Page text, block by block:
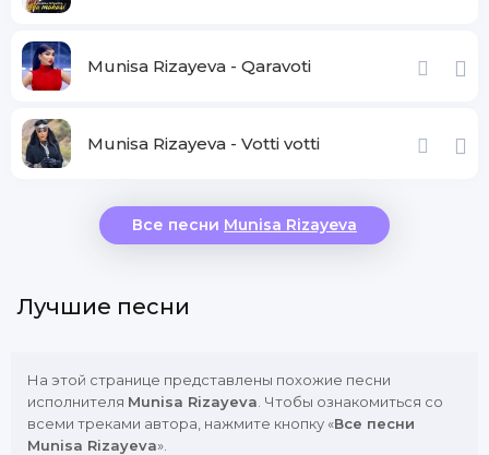
Munisa Rizayeva - Qaravoti
Munisa Rizayeva - Votti votti
Все песни Munisa Rizayeva
Лучшие песни
На этой странице представлены похожие песни
исполнителя Munisa Rizayeva . Чтобы ознакомиться со
всеми треками автора, нажмите кнопку «Все песни
Munisa Rizayeva».